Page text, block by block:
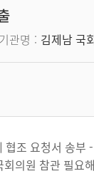
기관명 김제남 국
협조 요청서 송부 -
의원 참관 필요